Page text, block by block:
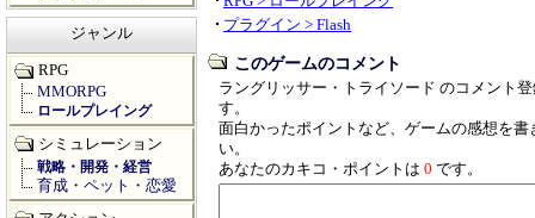
プラグイン > Flash
このゲームのコメント
ラングリッサー・トライソード のコメント
す。
面白かったポイントなど、ゲームの感想を書
い。
あなたのカキコ・ポイントは 0 です。
ジャンル
RPG
MMORPG
ロールプレイング
シミュレーション
戦略・開発・経営
育成・ペット・恋愛